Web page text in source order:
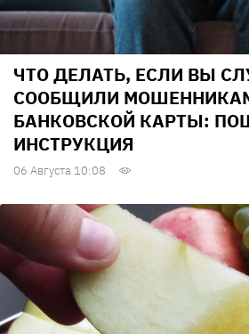
ЧТО ДЕЛАТЬ, ЕСЛИ ВЫ
СООБЩИЛИ
БАНКОВСКОЙ КАРТЫ:
ИНСТРУКЦИЯ
06 Августа 10:08